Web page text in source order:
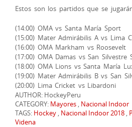
Estos son los partidos que se
(14:00) OMA vs Santa María Sport
(15:00) Mater Admirábilis A vs Lima
(16:00) OMA Markham vs Roosevelt
(17:00) OMA Damas vs San Silvestre
(18:00) OMA Lions vs Santa María
(19:00) Mater Admirábilis B vs San
(20:00) Lima Cricket vs Libardoni
AUTHOR: HockeyPeru
CATEGORY: Mayores , Nacional Indoor
TAGS: Hockey , Nacional Indoor 2018 ,
Videna